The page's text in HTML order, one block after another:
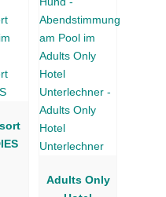
Adults Only